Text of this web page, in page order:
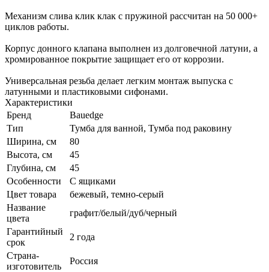
Механизм слива клик клак с пружиной рассчитан на 50 000+
циклов работы.
Корпус донного клапана выполнен из долговечной латуни, а
хромированное покрытие защищает его от коррозии.
Универсальная резьба делает легким монтаж выпуска с
латунными и пластиковыми сифонами.
Характеристики
Бренд
Bauedge
Тип
Тумба для ванной, Тумба под раковину
Ширина, см
80
Высота, см
45
Глубина, см
45
Особенности
С ящиками
Цвет товара
бежевый, темно-серый
Название
цвета
графит/белый/дуб/черный
Гарантийный
срок
2 года
Страна-
изготовитель
Россия